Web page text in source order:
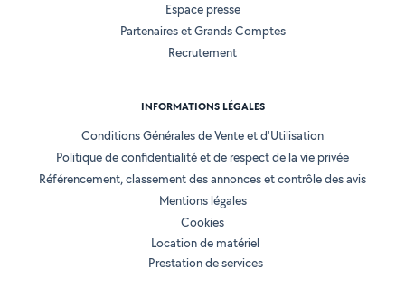
Espace presse
Partenaires et Grands Comptes
Recrutement
INFORMATIONS LÉGALES
Conditions Générales de Vente et d'Utilisation
Politique de confidentialité et de respect de la vie privée
Référencement, classement des annonces et contrôle des avis
Mentions légales
Cookies
Location de matériel
Prestation de services